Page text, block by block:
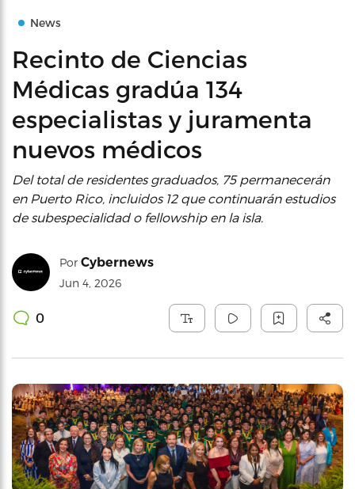
News
Recinto de Ciencias
Médicas gradúa 134
especialistas y juramenta
nuevos médicos
Del total de residentes graduados, 75 permanecerán
en Puerto Rico, incluidos 12 que continuarán estudios
de subespecialidad o fellowship en la isla.
Por Cybernews
Jun 4, 2026
0